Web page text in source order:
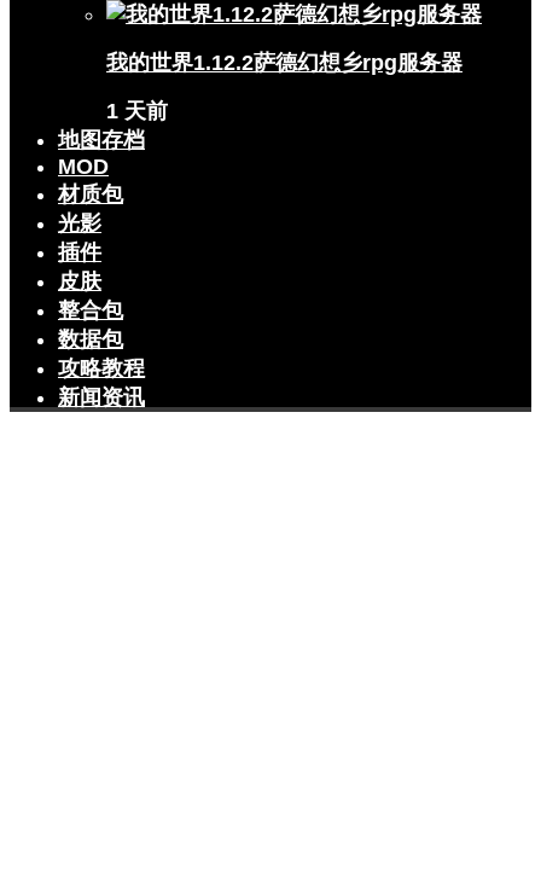
我的世界1.12.2萨德幻想乡rpg服务器
1 天前
地图存档
MOD
材质包
光影
插件
皮肤
整合包
数据包
攻略教程
新闻资讯